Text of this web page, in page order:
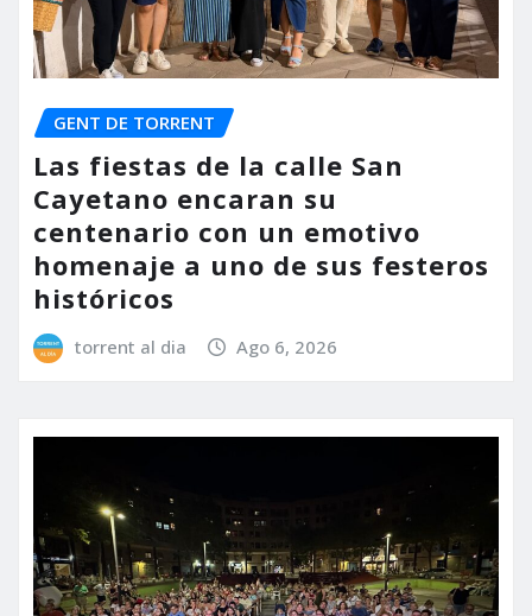
GENT DE TORRENT
Las fiestas de la calle San
Cayetano encaran su
centenario con un emotivo
homenaje a uno de sus festeros
históricos
torrent al dia Ago 6, 2026